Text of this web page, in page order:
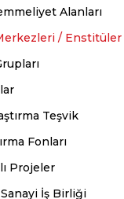
Alanları
/ Enstitüler
Teşvik
Fonları
Projeler
İş Birliği